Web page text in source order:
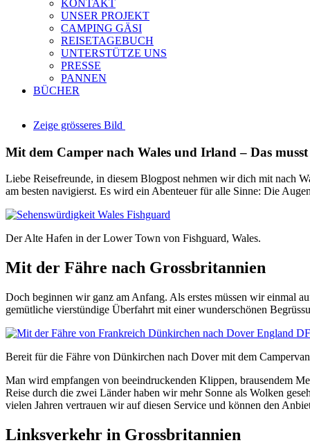
KONTAKT
UNSER PROJEKT
CAMPING GÄSI
REISETAGEBUCH
UNTERSTÜTZE UNS
PRESSE
PANNEN
BÜCHER
Zeige grösseres Bild
Mit dem Camper nach Wales und Irland – Das musst
Liebe Reisefreunde, in diesem Blogpost nehmen wir dich mit nach
am besten navigierst. Es wird ein Abenteuer für alle Sinne: Die
Der Alte Hafen in der Lower Town von Fishguard, Wales.
Mit der Fähre nach Grossbritannien
Doch beginnen wir ganz am Anfang. Als erstes müssen wir einmal
gemütliche vierstündige Überfahrt mit einer wunderschönen
Bereit für die Fähre von Dünkirchen nach Dover mit dem
Man wird empfangen von beeindruckenden Klippen, brausendem
Reise durch die zwei Länder haben wir mehr Sonne als Wolken
vielen Jahren vertrauen wir auf diesen Service und können den
Linksverkehr in Grossbritannien